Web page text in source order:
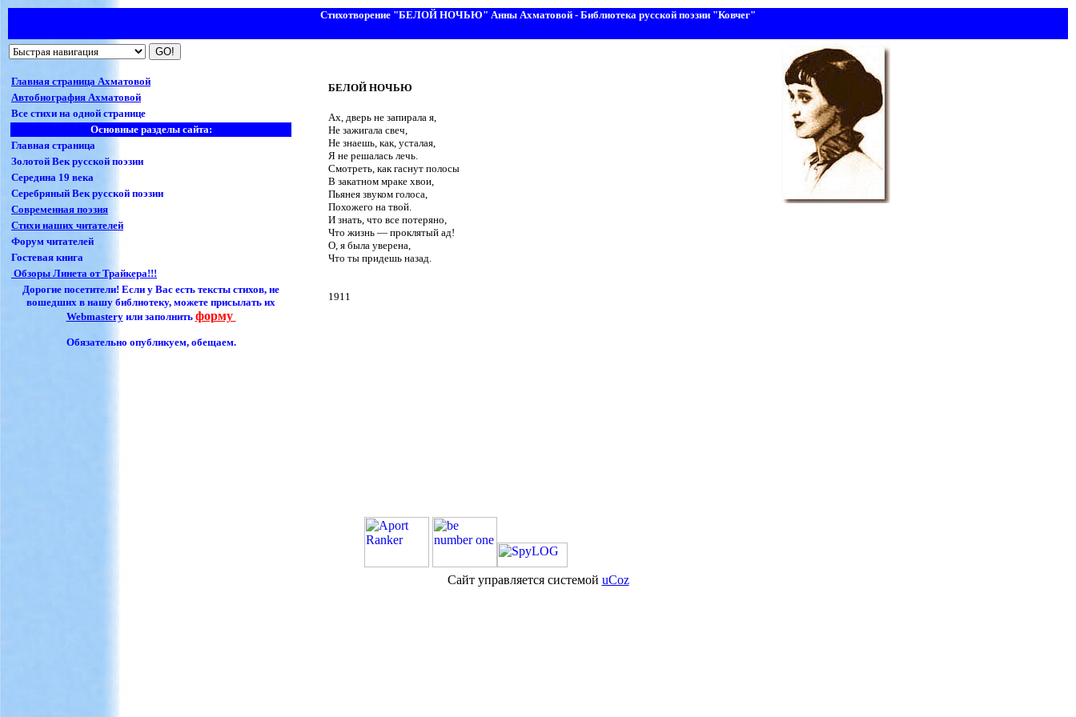
Стихотворение "БЕЛОЙ НОЧЬЮ" Анны Ахматовой - Библиотека русской поэзии "Ковчег"
Главная страница Ахматовой
Автобиография Ахматовой
Все стихи на одной странице
Основные разделы сайта:
Главная страница
Золотой Век русской поэзии
Середина 19 века
Серебряный Век русской поэзии
Современная поэзия
Стихи наших читателей
Форум читателей
Гостевая книга
Обзоры Линета от Трайкера!!!
Дорогие посетители! Если у Вас есть тексты стихов, не
вошедших в нашу библиотеку, можете присылать их
Webmasterуили заполнить форму
Обязательно опубликуем, обещаем.
БЕЛОЙ НОЧЬЮ
Ax, дверь не запирала я,
Не зажигала свеч,
Не знаешь, как, усталая,
Я не решалась лечь.
Смотреть, как гаснут полосы
В закатном мраке хвои,
Пьянея звуком голоса,
Похожего на твой.
И знать, что все потеряно,
Что жизнь — проклятый ад!
О, я была уверена,
Что ты придешь назад.
1911
Сайт управляется системой uCoz